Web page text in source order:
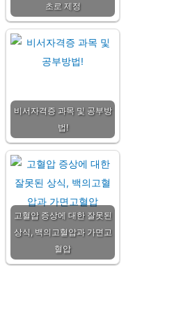
초로 제정
비서자격증 과목 및 공부방
법!
고혈압 증상에 대한 잘못된
상식, 백의고혈압과 가면고
혈압